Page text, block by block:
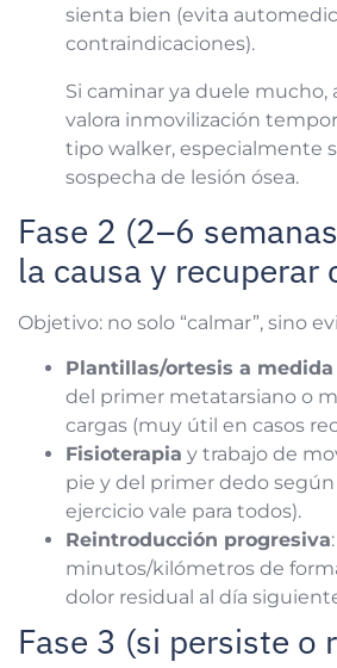
sienta bien (evita
contraindicaciones).
Si caminar ya duele mucho,
valora inmovilización
tipo walker, especialmente
sospecha de lesión ósea.
Fase 2 (2–6
la causa y recuperar
Objetivo: no solo “calmar”, sino
Plantillas/ortesis a medida
del primer metatarsiano o
cargas (muy útil en casos
Fisioterapia y trabajo de
pie y del primer dedo
ejercicio vale para todos).
Reintroducción progresiva
minutos/kilómetros de
dolor residual al día
Fase 3 (si persiste o